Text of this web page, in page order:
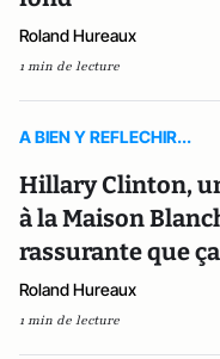
Roland Hureaux
1 min de lecture
A BIEN Y REFLECHIR...
Hillary Clinton,
à la Maison
rassurante que ça
Roland Hureaux
1 min de lecture